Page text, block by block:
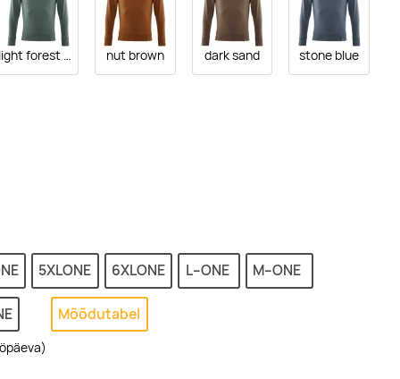
light forest green nut brown dark sand stone blue
5XLONE 6XLONE L--ONE M--ONE
Mõõdutabel